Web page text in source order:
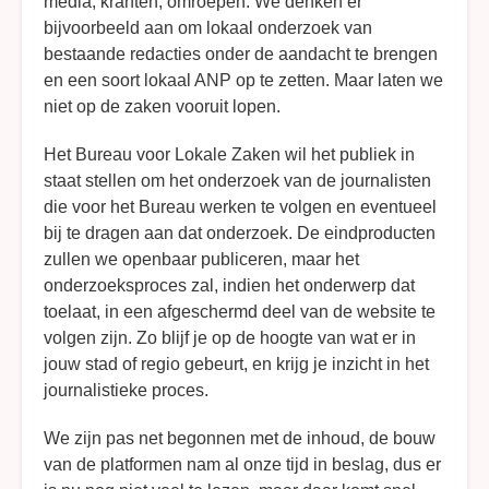
bijvoorbeeld aan om lokaal onderzoek van
bestaande redacties onder de aandacht te brengen
en een soort lokaal ANP op te zetten. Maar laten we
niet op de zaken vooruit lopen.
Het Bureau voor Lokale Zaken wil het publiek in
staat stellen om het onderzoek van de journalisten
die voor het Bureau werken te volgen en eventueel
bij te dragen aan dat onderzoek. De eindproducten
zullen we openbaar publiceren, maar het
onderzoeksproces zal, indien het onderwerp dat
toelaat, in een afgeschermd deel van de website te
volgen zijn. Zo blijf je op de hoogte van wat er in
jouw stad of regio gebeurt, en krijg je inzicht in het
journalistieke proces.
We zijn pas net begonnen met de inhoud, de bouw
van de platformen nam al onze tijd in beslag, dus er